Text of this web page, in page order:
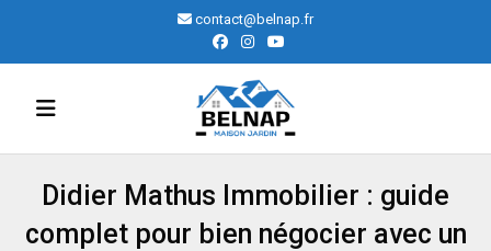
content
contact@belnap.fr
Didier Mathus Immobilier : guide
complet pour bien négocier avec un